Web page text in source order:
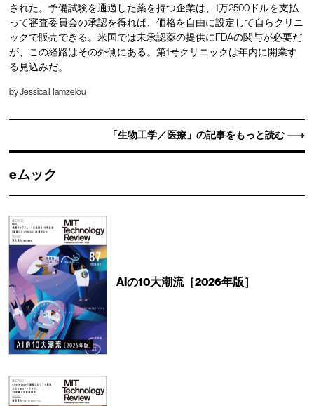
された。予備試験を通過した薬を持つ企業は、1万2500ドルを支払
って審査委員会の承認を得れば、価格を自由に設定して自らクリニ
ックで販売できる。米国では未承認薬の提供にFDAの関与が必要だ
が、この経路はその外側にある。第1号クリニックは年内に開業す
る見込みだ。
byJessica Hamzelou
「生物工学／医療」の記事をもっと読む
eムック
AIの10大潮流［2026年版］